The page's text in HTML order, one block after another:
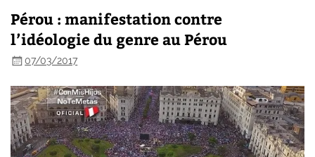
Pérou : manifestation contre
l’idéologie du genre au Pérou
07/03/2017